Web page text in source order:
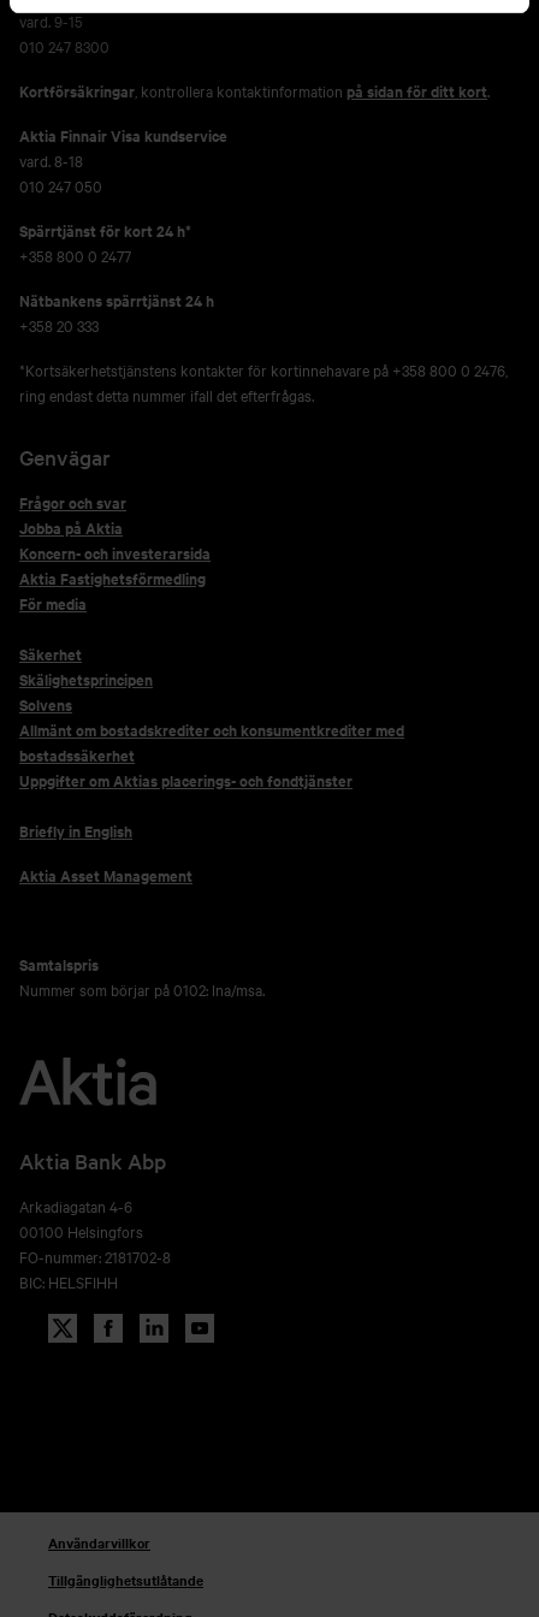
vard. 9-15
010 247 8300
Kortförsäkringar , kontrollera kontaktinformation på sidan för ditt kort.
Aktia Finnair Visa kundservice
vard. 8-18
010 247 050
Spärrtjänst för kort 24 h*
+358 800 0 2477
Nätbankens spärrtjänst 24 h
+358 20 333
*Kortsäkerhetstjänstens kontakter för kortinnehavare på +358 800 0 2476,
ring endast detta nummer ifall det efterfrågas.
Genvägar
Frågor och svar
Jobba på Aktia
Koncern- och investerarsida
Aktia Fastighetsförmedling
För media
Säkerhet
Skälighetsprincipen
Solvens
Allmänt om bostadskrediter och konsumentkrediter med
bostadssäkerhet
Uppgifter om Aktias placerings- och fondtjänster
Briefly in English
Aktia Asset Management
Samtalspris
Nummer som börjar på 0102: lna/msa.
Aktia Bank Abp
Arkadiagatan 4-6
00100 Helsingfors
FO-nummer: 2181702-8
BIC: HELSFIHH
Användarvillkor
Tillgänglighetsutlåtande